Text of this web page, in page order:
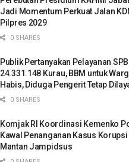
Jadi Momentum Perkuat Jalan
Pilpres 2029
0 SHARES
Publik Pertanyakan Pelayanan
24.331.148 Kurau, BBM untuk
Habis, Diduga Pengerit Tetap
0 SHARES
Komjak RI Koordinasi Kemenko
Kawal Penanganan Kasus Korupsi
Mantan Jampidsus